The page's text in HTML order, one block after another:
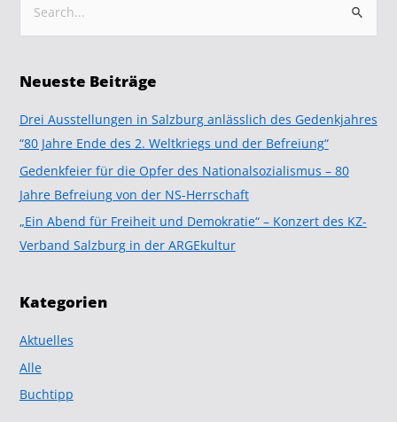
Neueste Beiträge
Drei Ausstellungen in Salzburg anlässlich des Gedenkjahres
“80 Jahre Ende des 2. Weltkriegs und der Befreiung“
Gedenkfeier für die Opfer des Nationalsozialismus – 80
Jahre Befreiung von der NS-Herrschaft
„Ein Abend für Freiheit und Demokratie“ – Konzert des KZ-
Verband Salzburg in der ARGEkultur
Kategorien
Aktuelles
Alle
Buchtipp